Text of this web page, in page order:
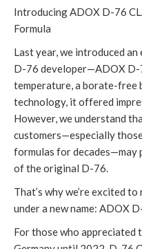
Introducing ADOX D-76
Formula
Last year, we introduced
D-76 developer—ADOX D-
temperature, a borate-free
technology, it offered
However, we understand
customers—especially
formulas for
of the original D-76.
That’s why we’re excited
under a new name: ADOX
For those who appreciated